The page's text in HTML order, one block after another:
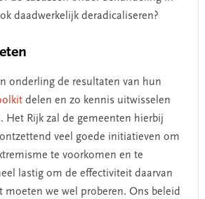
daadwerkelijk deradicaliseren?
onderling de resultaten van hun
delen en zo kennis uitwisselen
Het Rijk zal de gemeenten hierbij
veel goede initiatieven om
te voorkomen en te
lastig om de effectiviteit daarvan
moeten we wel proberen. Ons beleid